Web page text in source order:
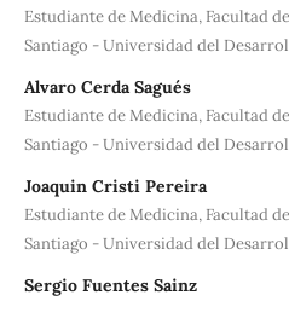
Estudiante de Medicina, Facultad
Santiago - Universidad del
Alvaro Cerda Sagués
Estudiante de Medicina, Facultad
Santiago - Universidad del
Joaquin Cristi Pereira
Estudiante de Medicina, Facultad
Santiago - Universidad del
Sergio Fuentes Sainz